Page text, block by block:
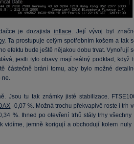
je dozajistainflace. Její vývoj byl
. Ta prostupuje celým spotřebním košem a tak
efektu bude ještě nějakou dobu trvat. Vynořují
jestli tyto obavy mají reálný podklad, když
částečně brání tomu, aby bylo možné
ne.
Jsou tu tak známky jisté stabilizace.
-0,07 %. Možná trochu překvapivě roste i trh
%. Ihned po otevření trhů stály trhy všechny
vidíme, jemně korigují a obchodují kolem nuly